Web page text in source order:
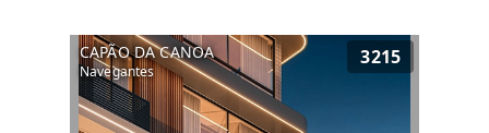
CAPÃO DA CANOA
Navegantes
3215